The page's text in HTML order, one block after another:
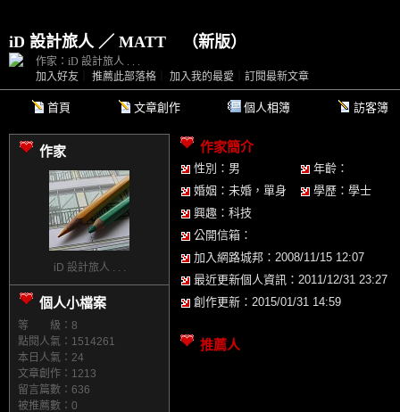
iD 設計旅人 ／ MATT （新版）
首頁 文章創作 個人相簿 訪客簿
加入好友 推薦此部落格 加入我的最愛 訂閱最新文章
作家：iD 設計旅人 . . .
作家
iD 設計旅人 . . .
個人小檔案
等 級：8
點閱人氣：1514261
本日人氣：24
文章創作：1213
留言篇數：636
被推薦數： 0
作家簡介
性別：男
年齡：
婚姻：未婚，單身
學歷：學士
興趣：科技
公開信箱：
加入網路城邦：2008/11/15 12:07
最近更新個人資訊：2011/12/31 23:27
創作更新：2015/01/31 14:59
推薦人